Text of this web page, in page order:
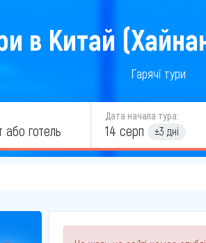
в Китай
Гарячі тури
Дата начала тура:
14 серп ±3 дні